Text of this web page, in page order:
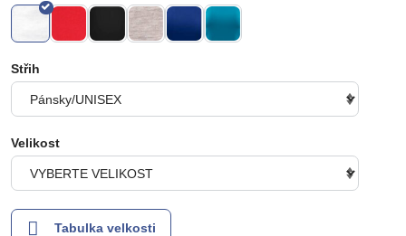
Střih
Velikost
Tabulka velkosti